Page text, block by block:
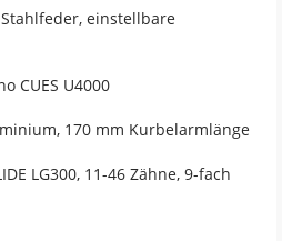
Stahlfeder, einstellbare
CUES U4000
170 mm Kurbelarmlänge
LG300, 11-46 Zähne, 9-fach